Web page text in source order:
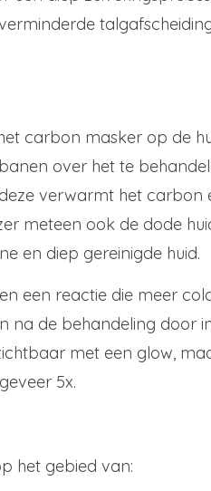
carbon masker op de
over het te
verwarmt het carbon
meteen ook de dode
en diep gereinigde huid.
een reactie die meer
na de behandeling door
met een glow,
5x.
het gebied van: